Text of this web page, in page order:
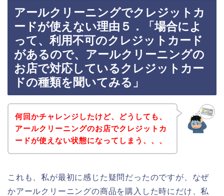
アールクリーニングでクレジットカ
ードが使えない理由５．「場合によ
って、利用不可のクレジットカード
があるので、アールクリーニングの
お店で対応しているクレジットカー
ドの種類を聞いてみる」
何回かチャレンジしたけど、どうしても、
アールクリーニングのお店でクレジットカ
ードが使えない状態になってしまう、、、
これも、私が最初に感じた疑問だったのですが、なぜ
かアールクリーニングの商品を購入した時にだけ、私